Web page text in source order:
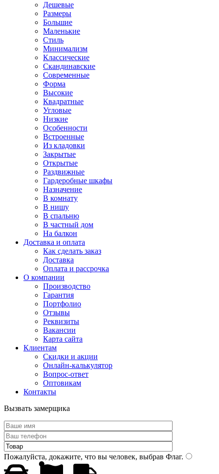
Дешевые
Размеры
Большие
Маленькие
Стиль
Минимализм
Классические
Скандинавские
Современные
Форма
Высокие
Квадратные
Угловые
Низкие
Особенности
Встроенные
Из кладовки
Закрытые
Открытые
Раздвижные
Гардеробные шкафы
Назначение
В комнату
В нишу
В спальню
В частный дом
На балкон
Доставка и оплата
Как сделать заказ
Доставка
Оплата и рассрочка
О компании
Производство
Гарантия
Портфолио
Отзывы
Реквизиты
Вакансии
Карта сайта
Клиентам
Скидки и акции
Онлайн-калькулятор
Вопрос-ответ
Оптовикам
Контакты
Вызвать замерщика
Пожалуйста, докажите, что вы человек, выбрав Флаг.